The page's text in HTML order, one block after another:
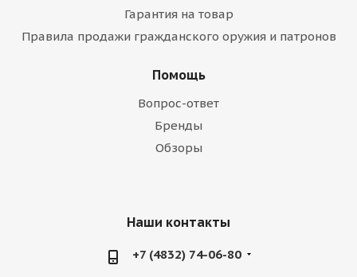
Гарантия на товар
Правила продажи гражданского оружия и патронов
Помощь
Вопрос-ответ
Бренды
Обзоры
Наши контакты
+7 (4832) 74-06-80